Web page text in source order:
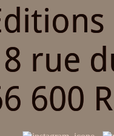
rue
600